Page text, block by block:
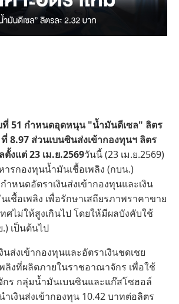
51 กำหนดอุดหนุน "น้ำมันดีเซล" ลิตร
8.97 ส่วนเบนซินส่งเข้ากองทุนฯ ลิตร
งแต่ 23 เม.ย.2569วันนี้ (23 เม.ย.2569)
รกองทุนน้ำมันเชื้อเพลิง (กบน.)
ำหนดอัตราเงินส่งเข้ากองทุนและเงิน
เชื้อเพลิง เพื่อรักษาเสถียรภาพราคาขาย
ศไม่ให้สูงเกินไป โดยให้มีผลบังคับใช้
เป็นต้นไป
ส่งเข้ากองทุนและอัตราเงินชดเชย
ลิงที่ผลิตภายในราชอาณาจักร เพื่อใช้
ร กลุ่มน้ำมันเบนซินและแก๊สโซฮอล์
เงินส่งเข้ากองทุน 10.42 บาทต่อลิตร